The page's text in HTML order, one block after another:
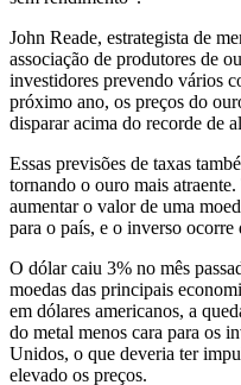
John Reade, estrategista de
associação de produtores de
investidores prevendo vários
próximo ano, os preços do
disparar acima do recorde de
Essas previsões de taxas
tornando o ouro mais
aumentar o valor de uma
para o país, e o inverso ocorre
O dólar caiu 3% no mês
moedas das principais
em dólares americanos, a
do metal menos cara para os
Unidos, o que deveria ter
elevado os preços.